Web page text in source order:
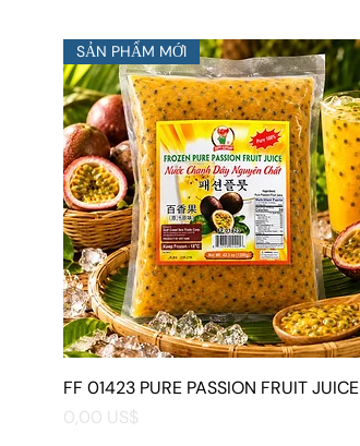
Xem nhanh
SẢN PHẨM MỚI
FF 01423 PURE PASSION FRUIT JUICE
Giá
0,00 US$